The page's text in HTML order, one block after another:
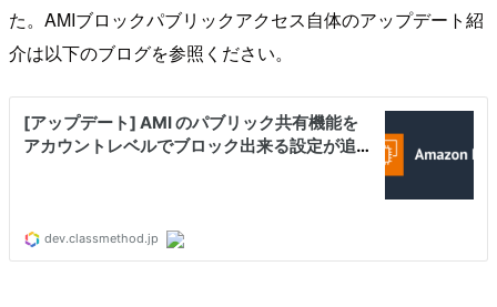
た。AMIブロックパブリックアクセス自体のアップデート紹
介は以下のブログを参照ください。